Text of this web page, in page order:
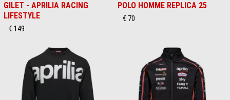
GILET - APRILIA RACING
LIFESTYLE
€ 149
POLO HOMME REPLICA 25
€ 70